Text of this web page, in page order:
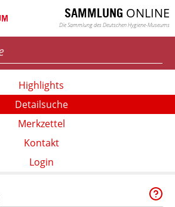
SAMMLUNG ONLINE
Die Sammlung des Deutschen Hygiene-Museums
Highlights
Detailsuche
Merkzettel
Kontakt
Login